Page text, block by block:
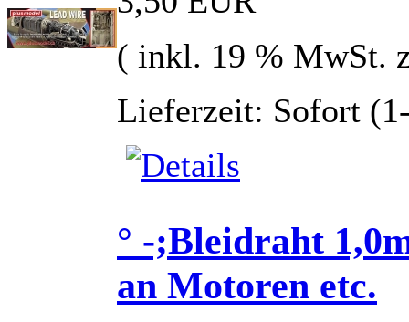
( inkl. 19 % MwSt.
Lieferzeit: Sofort
° -;Bleidraht
an Motoren etc.